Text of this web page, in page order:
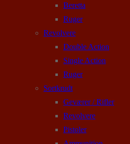
Beretta
Ruger
Revolvere
Double Action
Single Action
Ruger
Sortkrudt
Geværer / Rifler
Revolvere
Pistoler